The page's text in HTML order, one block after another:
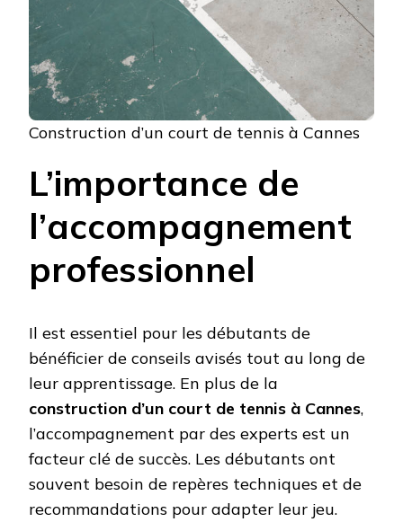
Construction d’un court de tennis à Cannes
L’importance de
l’accompagnement
professionnel
Il est essentiel pour les débutants de
bénéficier de conseils avisés tout au long de
leur apprentissage. En plus de la
construction d’un court de tennis à Cannes,
l’accompagnement par des experts est un
facteur clé de succès. Les débutants ont
souvent besoin de repères techniques et de
recommandations pour adapter leur jeu.